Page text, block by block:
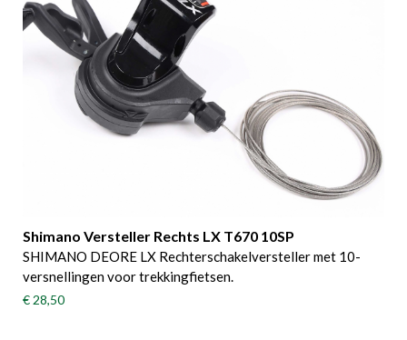
Shimano Versteller Rechts LX T670 10SP
SHIMANO DEORE LX Rechterschakelversteller met 10-
versnellingen voor trekkingfietsen.
€ 28,50